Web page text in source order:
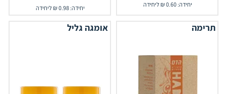
יחידה: 0.60 ₪ ליחידה יחידה: 0.98 ₪ ליחידה
תרימה אומגה גליל